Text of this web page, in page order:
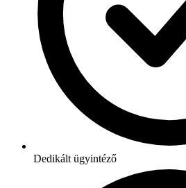
Dedikált ügyintéző